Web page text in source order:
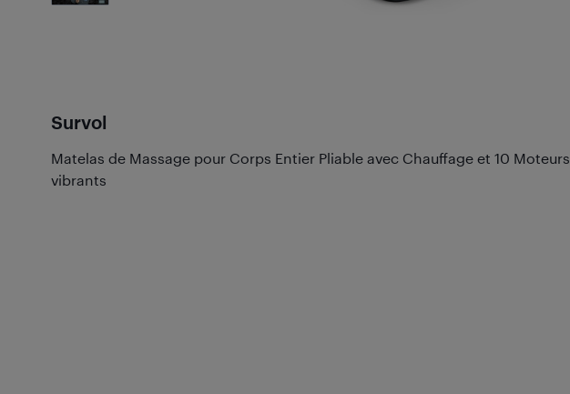
Survol
Matelas de Massage pour Corps Entier Pliable avec Chauffage et 10 Moteurs
vibrants